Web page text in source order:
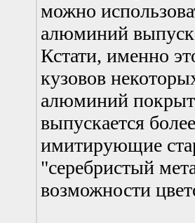
можно
алюминий
Кстати, именно
кузовов
алюминий
выпускается
имитирующие
"серебристый
возможности